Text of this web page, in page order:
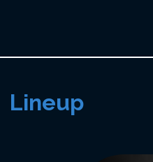
Lineup